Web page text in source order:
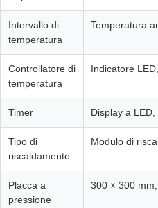
Intervallo di
temperatura
Temperatura
Controllatore di
temperatura
Indicatore
Timer Display a
Tipo di
riscaldamento
Modulo di
Placca a
pressione
300 × 300